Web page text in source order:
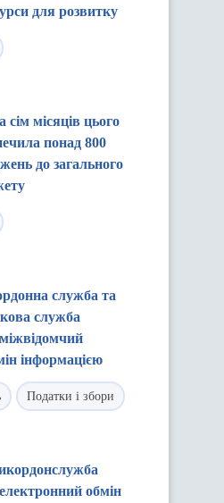
для розвитку
місяців цього
понад 800
до загального
служба та
служба
інформацією
Податки і збори
обмін